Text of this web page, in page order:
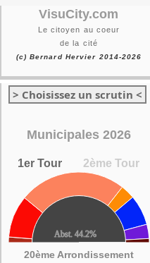
VisuCity.com
Le citoyen au coeur
de la cité
(c) Bernard Hervier 2014-2026
> Choisissez un scrutin <
Municipales 2026
1er Tour 2ème Tour
20ème Arrondissement